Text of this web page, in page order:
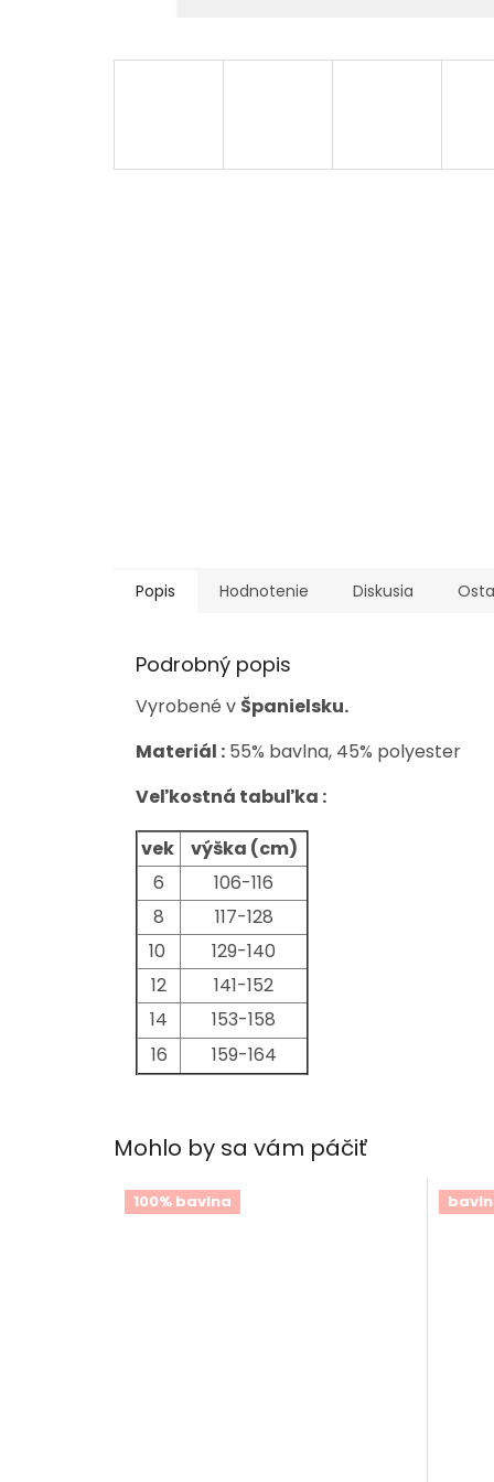
Mohlo by sa vám páčiť
100% bavlna
Popis Hodnotenie Diskusia
Podrobný popis
Vyrobené v Španielsku.
Materiál : 55% bavlna, 45% polyester
Veľkostná tabuľka :
vek
výška (cm)
6
106-116
8
117-128
10
129-140
12
141-152
14
153-158
16
159-164